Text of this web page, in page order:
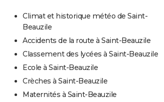
Climat et historique météo de Saint-
Beauzile
Accidents de la route à Saint-Beauzile
Classement des lycées à Saint-Beauzile
Ecole à Saint-Beauzile
Crèches à Saint-Beauzile
Maternités à Saint-Beauzile